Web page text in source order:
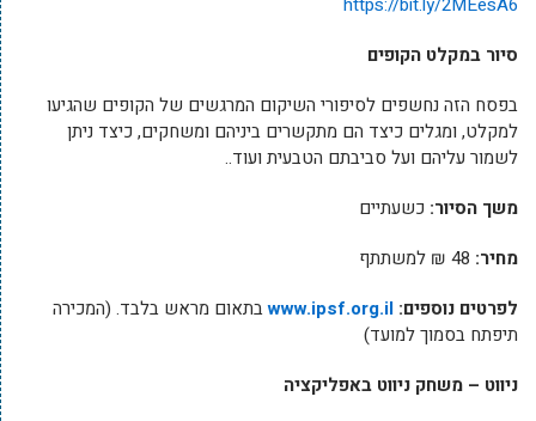
סיור במקלט הקופים
בפסח הזה נחשפים לסיפורי השיקום המרגשים של הקופים שהגיעו
למקלט, ומגלים כיצד הם מתקשרים ביניהם ומשחקים, כיצד ניתן
לשמור עליהם ועל סביבתם הטבעית ועוד..
משך הסיור: כשעתיים
מחיר:
לפרטים נוספים: www.ipsf.org.ilבתאום מראש בלבד. (המכירה
תיפתח בסמוך למועד)
ניווט – משחק ניווט באפליקציה